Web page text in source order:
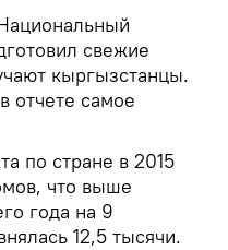
свежие
кыргызстанцы.
отчете самое
по стране в 2015
что выше
года на 9
12,5 тысячи.